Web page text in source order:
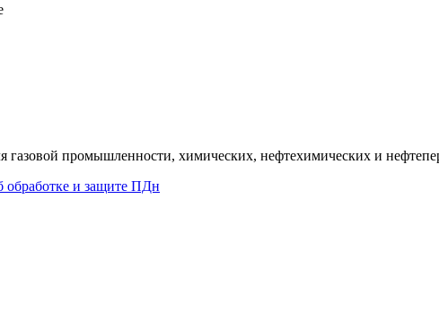
газовой промышленности, химических, нефтехимических и
обработке и защите ПДн